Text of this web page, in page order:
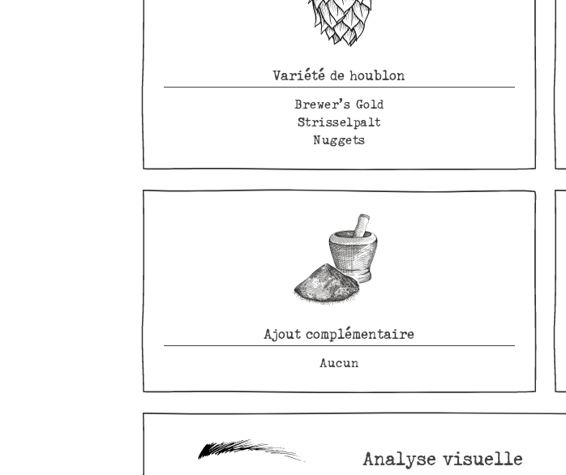
Variété de houblon
Brewer’s Gold
Strisselpalt
Nuggets
Ajout complémentaire
Aucun
Analyse visuelle